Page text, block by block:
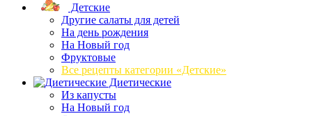
Детские
Другие салаты для детей
На день рождения
На Новый год
Фруктовые
Все рецепты категории «Детские»
Диетические
Из капусты
На Новый год